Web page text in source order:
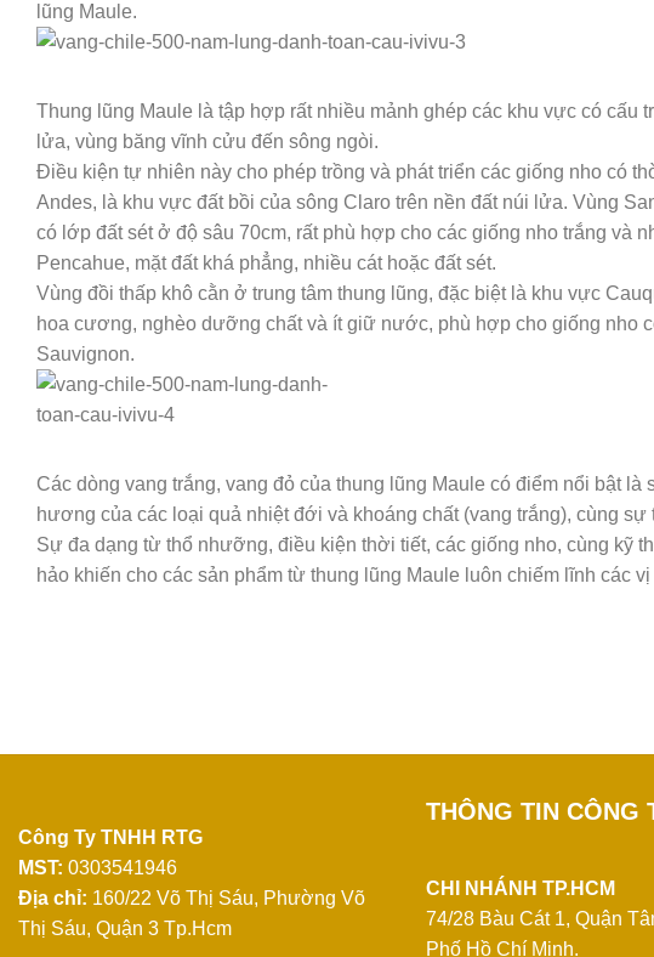
lũng Maule.
Thung lũng Maule là tập hợp rất nhiều mảnh ghép các khu vực có
lửa, vùng băng vĩnh cửu đến sông ngòi.
Điều kiện tự nhiên này cho phép trồng và phát triển các giống nho có
Andes, là khu vực đất bồi của sông Claro trên nền đất núi lửa. Vùng
có lớp đất sét ở độ sâu 70cm, rất phù hợp cho các giống nho trắng và
Pencahue, mặt đất khá phẳng, nhiều cát hoặc đất sét.
Vùng đồi thấp khô cằn ở trung tâm thung lũng, đặc biệt là khu vực
hoa cương, nghèo dưỡng chất và ít giữ nước, phù hợp cho giống nho
Sauvignon.
Các dòng vang trắng, vang đỏ của thung lũng Maule có điểm nổi bật
hương của các loại quả nhiệt đới và khoáng chất (vang trắng), cùng
Sự đa dạng từ thổ nhưỡng, điều kiện thời tiết, các giống nho, cùng kỹ
hảo khiến cho các sản phẩm từ thung lũng Maule luôn chiếm lĩnh các
Công Ty TNHH RTG
MST: 0303541946
Địa chỉ: 160/22 Võ Thị Sáu, Phường Võ
Thị Sáu, Quận 3 Tp.Hcm
THÔNG TIN CÔNG
CHI NHÁNH TP.HCM
74/28 Bàu Cát 1, Quận
Phố Hồ Chí Minh.